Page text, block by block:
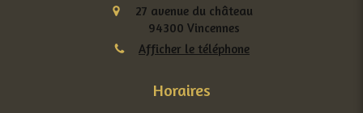
27 avenue du château
94300 Vincennes
Afficher le téléphone
Horaires